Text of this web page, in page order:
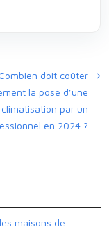
Combien doit coûter
la pose d’une
climatisation par un
en 2024 ?
maisons de